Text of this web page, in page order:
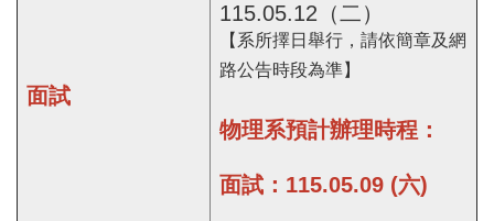
面試
115.05.12（二）
【系所擇日舉行，請依簡章及網
路公告時段為準】
物理系預計辦理時程：
面試：115.05.09 (六)